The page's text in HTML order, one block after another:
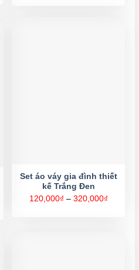
Set áo váy gia đình thiết
kế Trắng Đen
120,000₫ – 320,000₫Khoảng